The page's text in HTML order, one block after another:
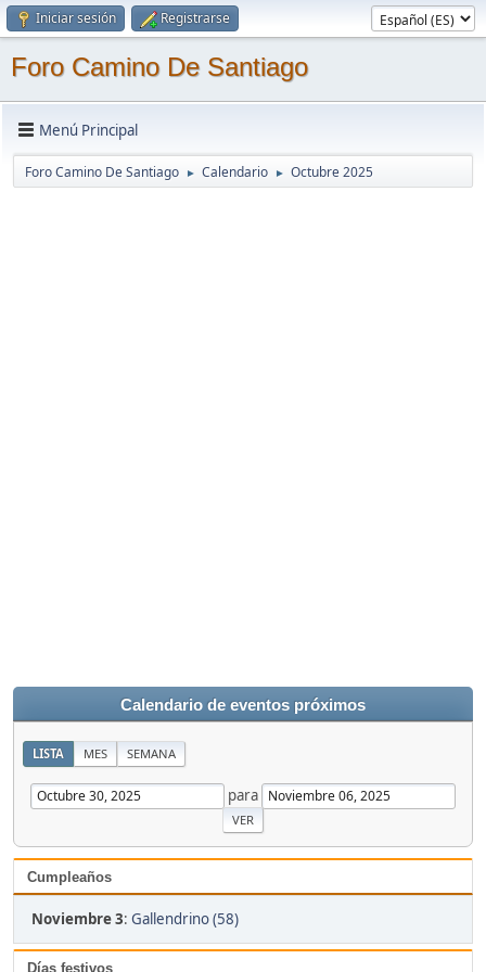
Iniciar sesión Registrarse
Foro Camino De Santiago
Menú Principal
Foro Camino De Santiago ► Calendario ► Octubre 2025
Calendario de eventos próximos
LISTA MES SEMANA
para
Cumpleaños
Noviembre 3: Gallendrino (58)
Días festivos